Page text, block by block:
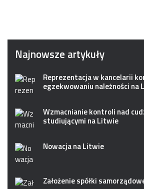
Najnowsze artykuły
Reprezentacja w kancelarii
egzekwowaniu należności na
Wzmacnianie kontroli nad
studiującymi na Litwie
Nowacja na Litwie
Założenie spółki